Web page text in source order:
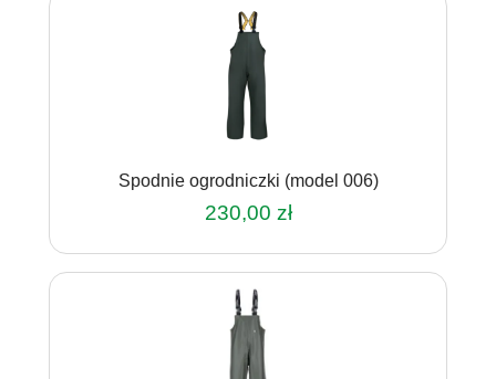
ma
wiele
wariantów.
Opcje
można
wybrać
stronie
produktu
Spodnie ogrodniczki (model 006)
230,00 zł
produkt
ma
wiele
wariantów.
Opcje